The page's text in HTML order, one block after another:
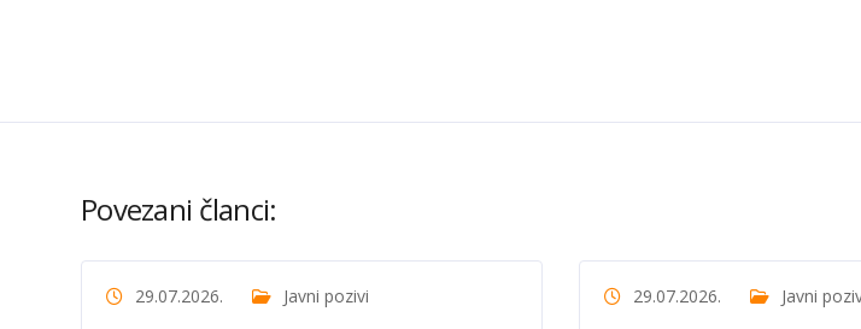
Povezani članci:
29.07.2026. Javni pozivi 29.07.2026. Javni